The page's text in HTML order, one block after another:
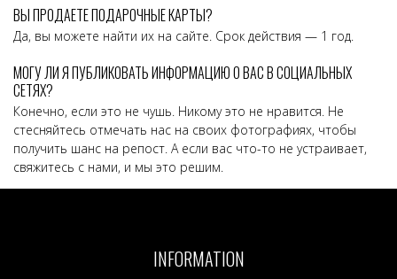
ВЫ ПРОДАЕТЕ ПОДАРОЧНЫЕ КАРТЫ?
Да, вы можете найти их на сайте. Срок действия — 1 год.
МОГУ ЛИ Я ПУБЛИКОВАТЬ ИНФОРМАЦИЮ О ВАС В СОЦИАЛЬНЫХ
СЕТЯХ?
Конечно, если это не чушь. Никому это не нравится. Не
стесняйтесь отмечать нас на своих фотографиях, чтобы
получить шанс на репост. А если вас что-то не устраивает,
свяжитесь с нами, и мы это решим.
INFORMATION